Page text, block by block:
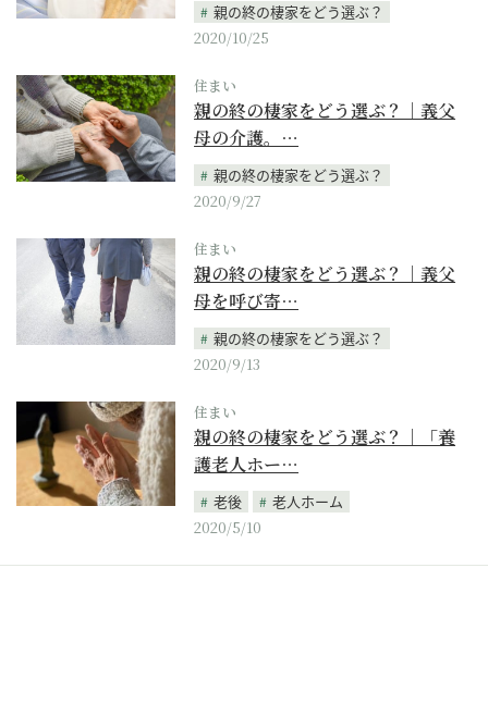
親の終の棲家をどう選ぶ？
2020/10/25
住まい
親の終の棲家をどう選ぶ？｜義父
母の介護。…
親の終の棲家をどう選ぶ？
2020/9/27
住まい
親の終の棲家をどう選ぶ？｜義父
母を呼び寄…
親の終の棲家をどう選ぶ？
2020/9/13
住まい
親の終の棲家をどう選ぶ？｜「養
護老人ホー…
老後
老人ホーム
2020/5/10